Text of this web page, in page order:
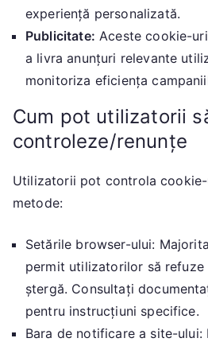
experiență personalizată.
Publicitate: Aceste cookie-
a livra anunțuri relevante
monitoriza eficiența
Cum pot utilizatorii
controleze/renunțe
Utilizatorii pot controla
metode:
Setările browser-ului:
permit utilizatorilor să
ștergă. Consultați
pentru instrucțiuni specifice.
Bara de notificare a site-